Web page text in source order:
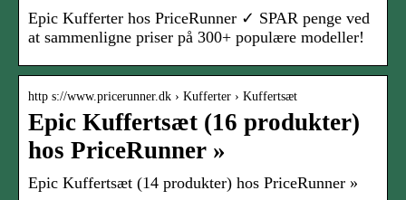
Epic Kufferter hos PriceRunner ✓ SPAR penge ved
at sammenligne priser på 300+ populære modeller!
http s://www.pricerunner.dk › Kufferter › Kuffertsæt
Epic Kuffertsæt (16 produkter)
hos PriceRunner »
Epic Kuffertsæt (14 produkter) hos PriceRunner »